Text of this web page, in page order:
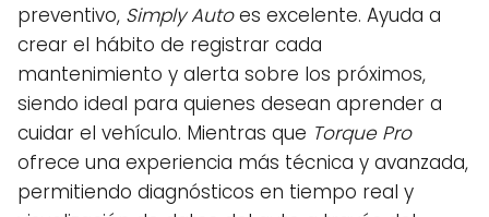
preventivo, Simply Autoes excelente. Ayuda a
crear el hábito de registrar cada
mantenimiento y alerta sobre los próximos,
siendo ideal para quienes desean aprender a
cuidar el vehículo. Mientras que Torque Pro
ofrece una experiencia más técnica y avanzada,
permitiendo diagnósticos en tiempo real y